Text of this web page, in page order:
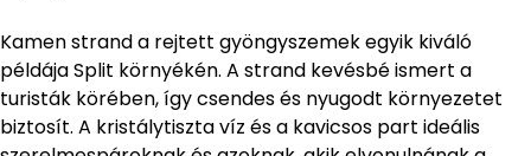
Kamen strand a rejtett gyöngyszemek egyik kiváló
példája Split környékén. A strand kevésbé ismert a
turisták körében, így csendes és nyugodt környezetet
biztosít. A kristálytiszta víz és a kavicsos part ideális